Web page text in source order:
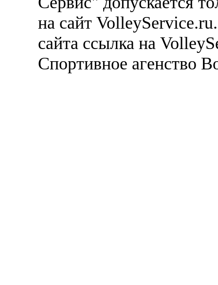
на сайт
сайта ссылка на
Спортивное агенство